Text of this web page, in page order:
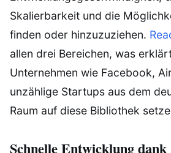
Skalierbarkeit und die
finden oder hinzuzuziehen.
allen drei Bereichen, was
Unternehmen wie Facebook,
unzählige Startups aus dem
Raum auf diese Bibliothek
Schnelle Entwicklung dank